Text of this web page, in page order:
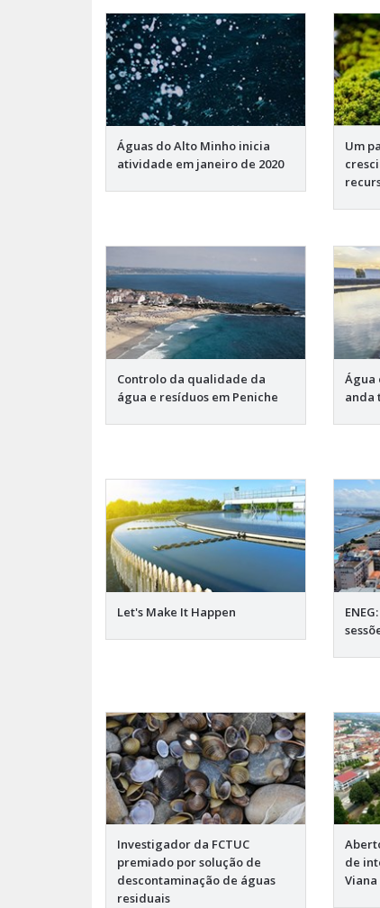
Águas do Alto Minho inicia
atividade em janeiro de 2020
Um
Controlo da qualidade da
água e resíduos em Peniche
Água
anda
Let's Make It Happen
Investigador da FCTUC
premiado por solução de
descontaminação de águas
residuais
de